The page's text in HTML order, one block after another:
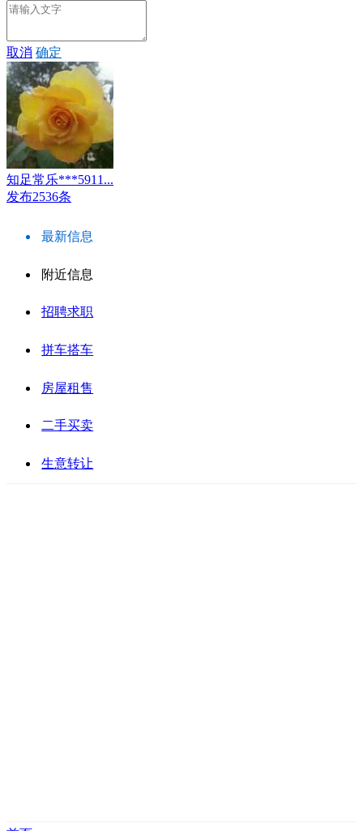
取消 确定
知足常乐***5911...
发布2536条
最新信息
附近信息
招聘求职
拼车搭车
房屋租售
二手买卖
生意转让